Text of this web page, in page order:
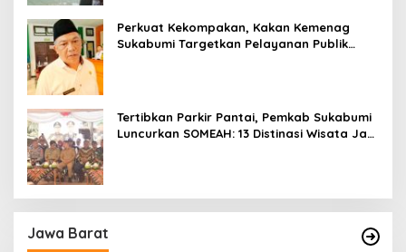
Perkuat Kekompakan, Kakan Kemenag
Sukabumi Targetkan Pelayanan Publik
Tertibkan Parkir Pantai, Pemkab Sukabumi
Luncurkan SOMEAH: 13 Distinasi Wisata Jadi
Jawa Barat